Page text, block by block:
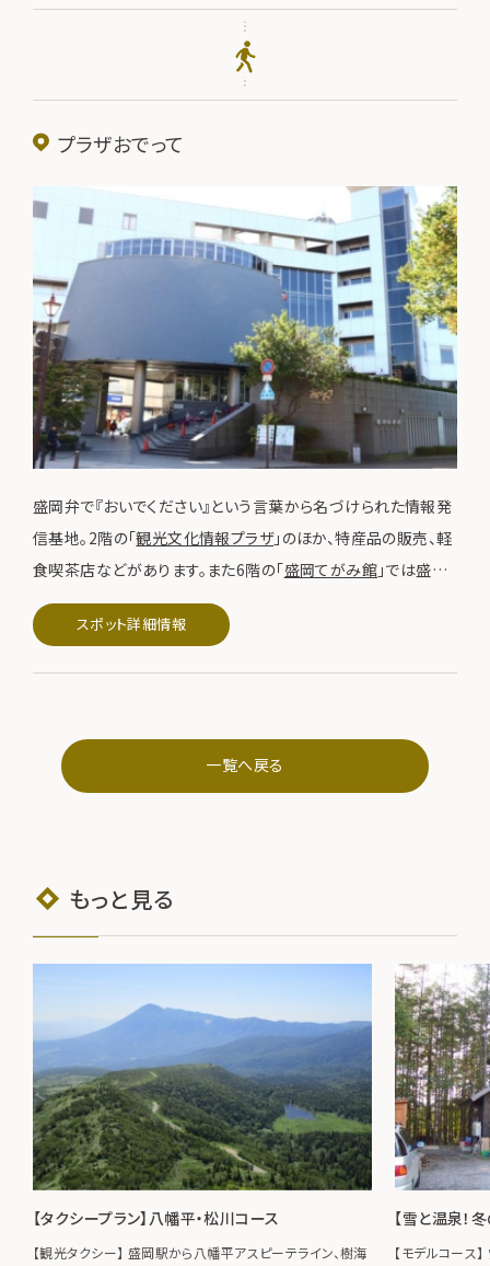
プラザおでって
盛岡弁で『おいでください』という言葉から名づけられた情報発
信基地。2階の「観光文化情報プラザ」のほか、特産品の販売、軽
食喫茶店などがあります。また6階の「盛岡てがみ館 」では盛岡
ゆかりの偉人たちの手紙や日記などを収蔵・展示しています。
スポット詳細情報
一覧へ戻る
もっと見る
【タクシープラン】八幡平・松川コース
【観光タクシー】 盛岡駅から八幡平アスピーテライン、樹海
【雪と温泉！
【モデルコース